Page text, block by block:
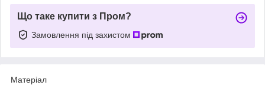
Що таке купити з Пром?
Замовлення під захистом
Матеріал